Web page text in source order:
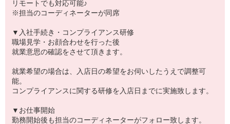
リモートでも対応可能♪
※担当のコーディネーターが同席
▼入社手続き・コンプライアンス研修
職場見学・お顔合わせを行った後
就業意思の確認をさせて頂きます。
就業希望の場合は、入店日の希望をお伺いしたうえで調整可
能。
コンプライアンスに関する研修を入店日までに実施致します。
▼お仕事開始
勤務開始後も担当のコーディネーターがフォロー致します。